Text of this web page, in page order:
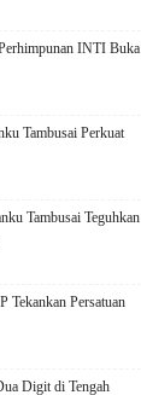
INTI Buka
Tambusai Perkuat
Tambusai Teguhkan
Tekankan Persatuan
Digit di Tengah